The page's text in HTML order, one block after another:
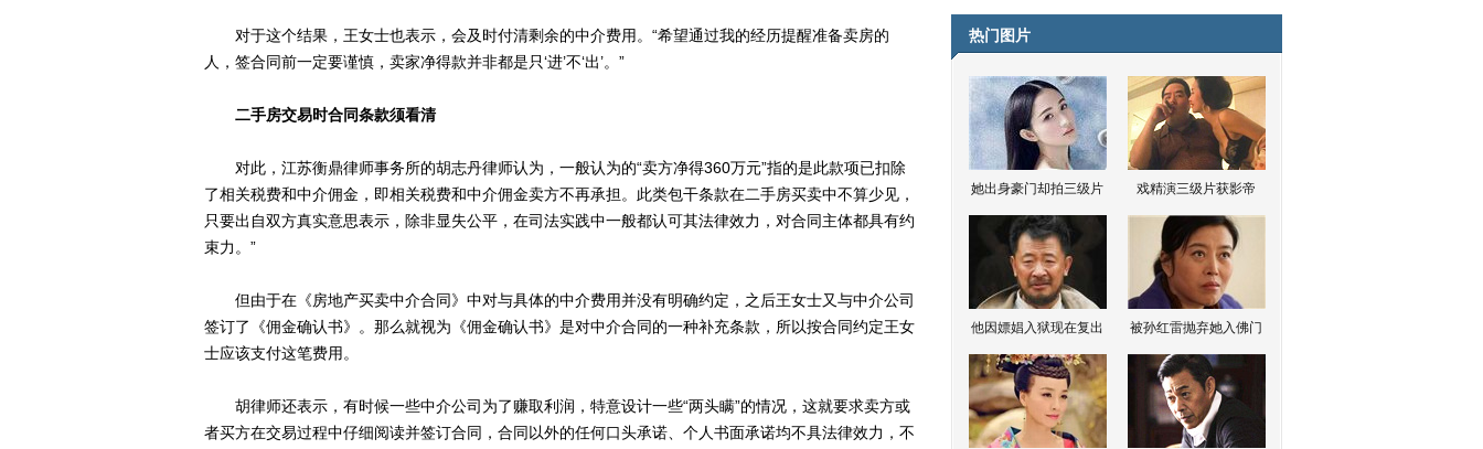
对于这个结果，王女士也表示，会及时付清剩余的中介费用。“希望通过我的经历提醒准备卖房的
人，签合同前一定要谨慎，卖家净得款并非都是只‘进’不‘出’。”
二手房交易时合同条款须看清
对此，江苏衡鼎律师事务所的胡志丹律师认为，一般认为的“卖方净得360万元”指的是此款项已扣除
了相关税费和中介佣金，即相关税费和中介佣金卖方不再承担。此类包干条款在二手房买卖中不算少见，
只要出自双方真实意思表示，除非显失公平，在司法实践中一般都认可其法律效力，对合同主体都具有约
束力。”
但由于在《房地产买卖中介合同》中对与具体的中介费用并没有明确约定，之后王女士又与中介公司
签订了《佣金确认书》。那么就视为《佣金确认书》是对中介合同的一种补充条款，所以按合同约定王女
士应该支付这笔费用。
胡律师还表示，有时候一些中介公司为了赚取利润，特意设计一些“两头瞒”的情况，这就要求卖方或
者买方在交易过程中仔细阅读并签订合同，合同以外的任何口头承诺、个人书面承诺均不具法律效力，不
热门图片
她出身豪门却拍三级片 戏精演三级片获影帝
他因嫖娼入狱现在复出 被孙红雷抛弃她入佛门